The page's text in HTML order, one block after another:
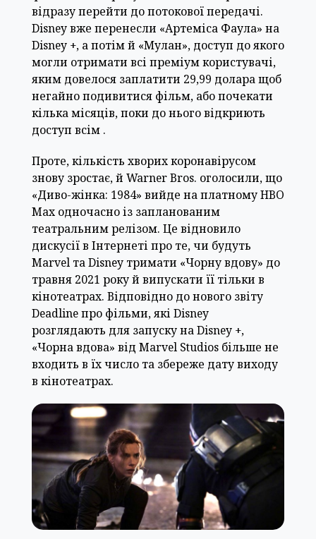
відразу перейти до потокової передачі.
Disney вже перенесли «Артеміса Фаула» на
Disney +, а потім й «Мулан», доступ до якого
могли отримати всі преміум користувачі,
яким довелося заплатити 29,99 долара щоб
негайно подивитися фільм, або почекати
кілька місяців, поки до нього відкриють
доступ всім .
Проте, кількість хворих коронавірусом
знову зростає, й Warner Bros. оголосили, що
«Диво-жінка: 1984» вийде на платному HBO
Max одночасно із запланованим
театральним релізом. Це відновило
дискусії в Інтернеті про те, чи будуть
Marvel та Disney тримати «Чорну вдову» до
травня 2021 року й випускати її тільки в
кінотеатрах. Відповідно до нового звіту
Deadline про фільми, які Disney
розглядають для запуску на Disney +,
«Чорна вдова» від Marvel Studios більше не
входить в їх число та збереже дату виходу
в кінотеатрах.